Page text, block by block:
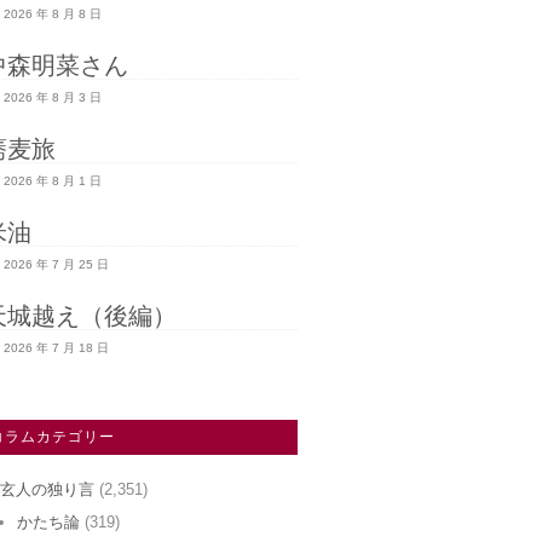
2026 年 8 月 8 日
森明菜さん
2026 年 8 月 3 日
麦旅
2026 年 8 月 1 日
油
2026 年 7 月 25 日
城越え（後編）
2026 年 7 月 18 日
ラムカテゴリー
玄人の独り言 (2,351)
かたち論 (319)